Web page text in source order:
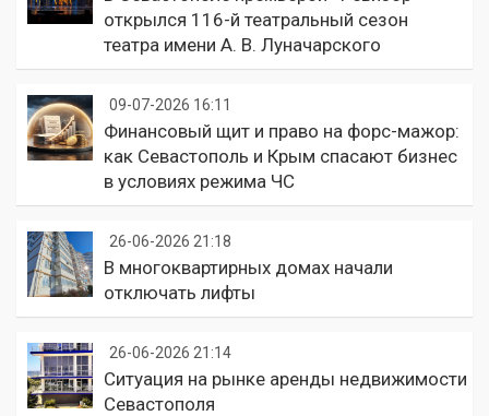
открылся 116-й театральный сезон
театра имени А. В. Луначарского
09-07-2026 16:11
Финансовый щит и право на форс-мажор:
как Севастополь и Крым спасают бизнес
в условиях режима ЧС
26-06-2026 21:18
В многоквартирных домах начали
отключать лифты
26-06-2026 21:14
Ситуация на рынке аренды недвижимости
Севастополя